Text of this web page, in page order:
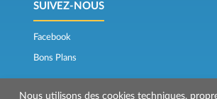
SUIVEZ-NOUS
Facebook
Bons Plans
Nous utilisons des cookies techniques,